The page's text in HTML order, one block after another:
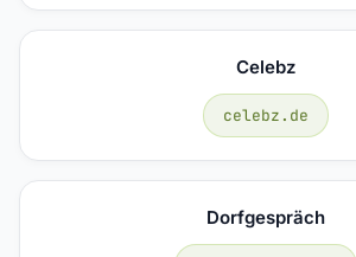
Celebz
celebz.de
Dorfgespräch